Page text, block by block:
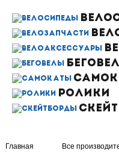
Контакты
Новости
РОЛИКИ
Главная Все